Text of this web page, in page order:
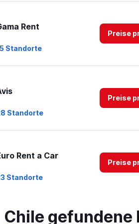
Rent
Standorte
Preise
Standorte
Preise
Rent a Car
Standorte
Preise
Rent a Car
Chile